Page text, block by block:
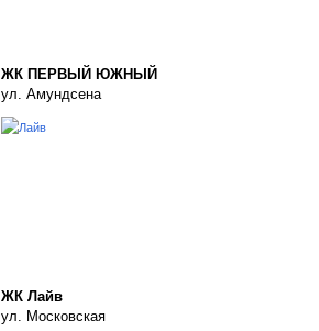
ЖК ПЕРВЫЙ ЮЖНЫЙ
ул. Амундсена
ЖК Лайв
ул. Московская